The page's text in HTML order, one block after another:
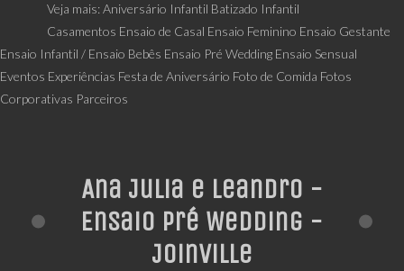
Veja mais:Aniversário Infantil Batizado Infantil
Casamentos Ensaio de Casal Ensaio Feminino Ensaio Gestante
Ensaio Infantil / Ensaio Bebês Ensaio Pré Wedding Ensaio Sensual
Eventos Experiências Festa de Aniversário Foto de Comida Fotos
Corporativas Parceiros
Ana Julia e Leandro -
Ensaio Pré Wedding -
Joinville